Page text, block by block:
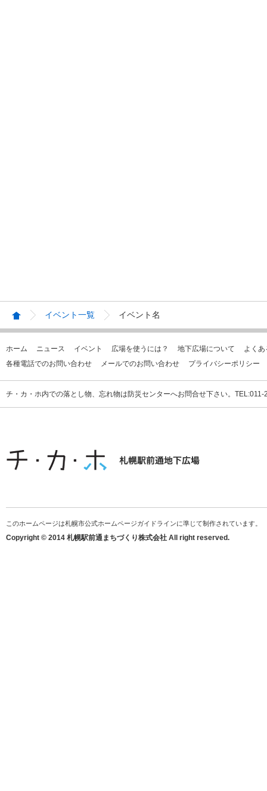
イベント一覧 イベント名
ホーム ニュース イベント 広場を使うには？ 地下広場について
よく
各種電話でのお問い合わせ
メールでのお問い合わせ プライバシーポリシー
チ・カ・ホ内での落とし物、忘れ物は防災センターへお問合せ下さい。
このホームページは札幌市公式ホームページガイドラインに準じて制作されています。
Copyright © 2014 札幌駅前通まちづくり株式会社 All right reserved.